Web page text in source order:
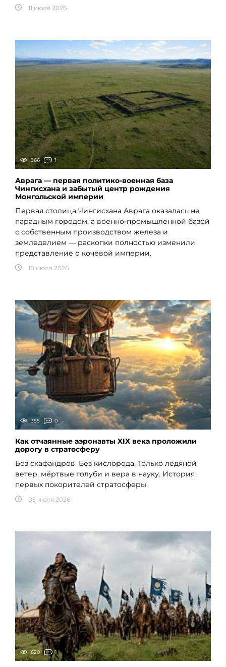
11 июля 2026
366 1
Аврага — первая политико-военная база
Чингисхана и забытый центр рождения
Монгольской империи
Первая столица Чингисхана Аврага оказалась не
парадным городом, а военно-промышленной базой
с собственным производством железа и
земледелием — раскопки полностью изменили
представление о кочевой империи.
10 июля 2026
355 0
Как отчаянные аэронавты XIX века проложили
дорогу в стратосферу
Без скафандров. Без кислорода. Только ледяной
ветер, мёртвые голуби и вера в науку. История
первых покорителей стратосферы.
05 июля 2026
620 1